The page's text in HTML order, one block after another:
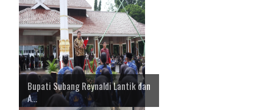
Bupati Subang Reynaldi Lantik dan
A...